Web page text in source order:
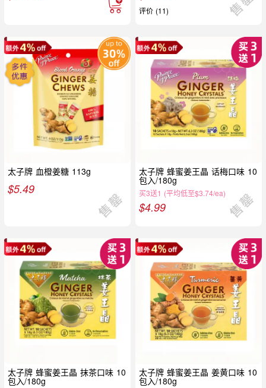
评价 (11)
太子牌 血橙姜糖 113g
$5.49
太子牌 蜂蜜姜王晶 话梅口味 10
包入/180g
买3送1 (平均低至$3.74/ea)
$4.99
太子牌 蜂蜜姜王晶 抹茶口味 10
包入/180g
太子牌 蜂蜜姜王晶 姜黄口味 10
包入/180g